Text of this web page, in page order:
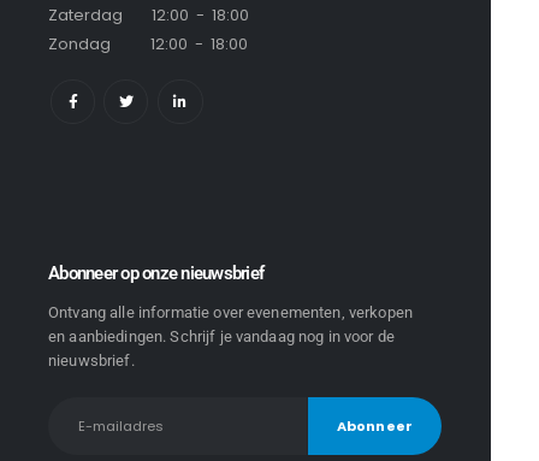
Zaterdag 12:00 - 18:00
Zondag 12:00 - 18:00
Abonneer op onze nieuwsbrief
Ontvang alle informatie over evenementen, verkopen
en aanbiedingen. Schrijf je vandaag nog in voor de
nieuwsbrief.